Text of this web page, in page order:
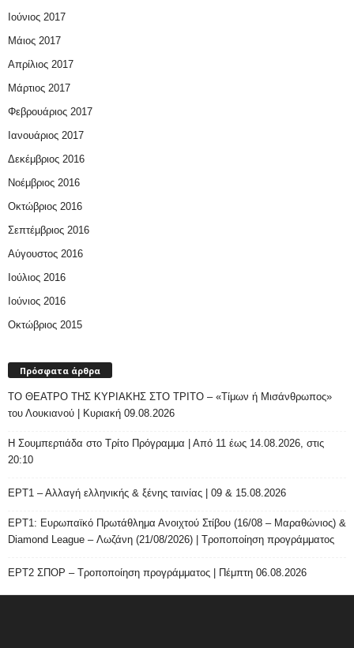
Ιούνιος 2017
Μάιος 2017
Απρίλιος 2017
Μάρτιος 2017
Φεβρουάριος 2017
Ιανουάριος 2017
Δεκέμβριος 2016
Νοέμβριος 2016
Οκτώβριος 2016
Σεπτέμβριος 2016
Αύγουστος 2016
Ιούλιος 2016
Ιούνιος 2016
Οκτώβριος 2015
Πρόσφατα άρθρα
ΤΟ ΘΕΑΤΡΟ ΤΗΣ ΚΥΡΙΑΚΗΣ ΣΤΟ ΤΡΙΤΟ – «Τίμων ή Μισάνθρωπος»
του Λουκιανού | Κυριακή 09.08.2026
H Σουμπερτιάδα στο Τρίτο Πρόγραμμα | Από 11 έως 14.08.2026, στις
20:10
ΕΡΤ1 – Αλλαγή ελληνικής & ξένης ταινίας | 09 & 15.08.2026
ΕΡΤ1: Ευρωπαϊκό Πρωτάθλημα Ανοιχτού Στίβου (16/08 – Μαραθώνιος) &
Diamond League – Λωζάνη (21/08/2026) | Τροποποίηση προγράμματος
ΕΡΤ2 ΣΠΟΡ – Τροποποίηση προγράμματος | Πέμπτη 06.08.2026